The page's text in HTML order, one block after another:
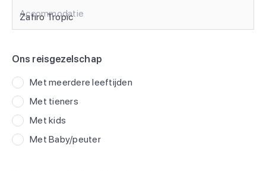
Accommodatie
Ons reisgezelschap
Met meerdere leeftijden
Met tieners
Met kids
Met Baby/peuter